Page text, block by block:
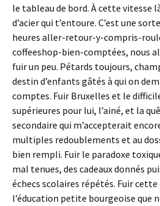
le tableau de bord. À cette vitesse
d’acier qui t’entoure. C’est une
heures aller-retour-y-compris-
coffeeshop-bien-comptées, nous
fuir un peu. Pétards toujours,
destin d’enfants gâtés à qui on
comptes. Fuir Bruxelles et le
supérieures pour lui, l’ainé, et la
secondaire qui m’accepterait
multiples redoublements et au
bien rempli. Fuir le paradoxe
mal tenues, des cadeaux donnés
échecs scolaires répétés. Fuir cette
l’éducation petite bourgeoise que